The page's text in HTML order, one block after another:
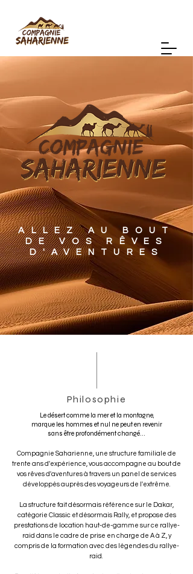
ALLEZ AU BOUT
DE VOS RÊVES
D'AVENTURES
Philosophie
Le désert comme la mer et la montagne,
marque les hommes et nul ne peut en revenir
sans être profondément changé...
Compagnie Saharienne, une structure familiale de
trente ans d'expérience, vous accompagne au bout de
vos rêves d'aventures à travers un panel de services
développés auprès des voyageurs de l'extrême.
La structure fait désormais référence sur le Dakar,
catégorie Classic et désormais Rally, et propose des
prestations de location haut-de-gamme sur ce rallye-
raid dans le cadre de prise en charge de A à Z, y
compris de la formation avec des légendes du rallye-
raid.